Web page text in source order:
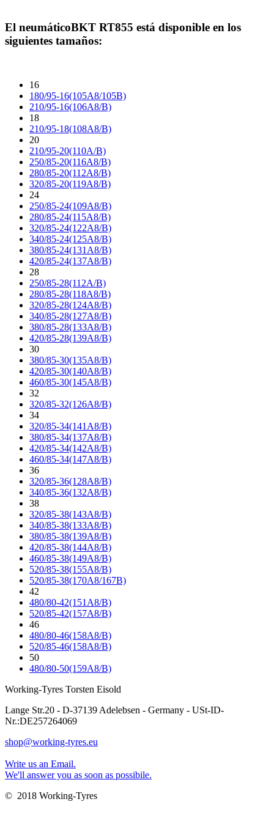
El neumáticoBKT RT855 está disponible en los
siguientes tamaños:
16
180/95-16(105A8/105B)
210/95-16(106A8/B)
18
210/95-18(108A8/B)
20
210/95-20(110A/B)
250/85-20(116A8/B)
280/85-20(112A8/B)
320/85-20(119A8/B)
24
250/85-24(109A8/B)
280/85-24(115A8/B)
320/85-24(122A8/B)
340/85-24(125A8/B)
380/85-24(131A8/B)
420/85-24(137A8/B)
28
250/85-28(112A/B)
280/85-28(118A8/B)
320/85-28(124A8/B)
340/85-28(127A8/B)
380/85-28(133A8/B)
420/85-28(139A8/B)
30
380/85-30(135A8/B)
420/85-30(140A8/B)
460/85-30(145A8/B)
32
320/85-32(126A8/B)
34
320/85-34(141A8/B)
380/85-34(137A8/B)
420/85-34(142A8/B)
460/85-34(147A8/B)
36
320/85-36(128A8/B)
340/85-36(132A8/B)
38
320/85-38(143A8/B)
340/85-38(133A8/B)
380/85-38(139A8/B)
420/85-38(144A8/B)
460/85-38(149A8/B)
520/85-38(155A8/B)
520/85-38(170A8/167B)
42
480/80-42(151A8/B)
520/85-42(157A8/B)
46
480/80-46(158A8/B)
520/85-46(158A8/B)
50
480/80-50(159A8/B)
Working-Tyres Torsten Eisold
Lange Str.20 - D-37139 Adelebsen - Germany - USt-ID-
Nr.:DE257264069
shop@working-tyres.eu
Write us an Email.
We'll answer you as soon as possibile.
© 2018 Working-Tyres